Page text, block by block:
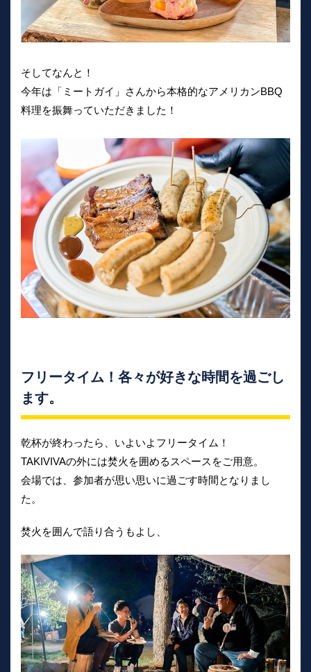
そしてなんと！
今年は「ミートガイ」さんから本格的なアメリカンBBQ
料理を振舞っていただきました！
フリータイム！各々が好きな時間を過ごし
ます。
乾杯が終わったら、いよいよフリータイム！
TAKIVIVAの外には焚火を囲めるスペースをご用意。
会場では、参加者が思い思いに過ごす時間となりまし
た。
焚火を囲んで語り合うもよし、